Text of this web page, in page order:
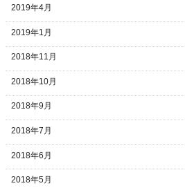
2019年4月
2019年1月
2018年11月
2018年10月
2018年9月
2018年7月
2018年6月
2018年5月